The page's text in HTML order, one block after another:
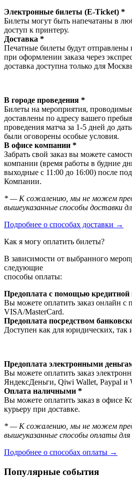
Электронные билеты (E-Ticket) *
Билеты могут быть напечатаны в
доступ к принтеру.
Доставка *
Печатные билеты будут отправлены
при оформлении заказа через
доставка доступна только для
В городе проведения *
Билеты на мероприятия,
доставлены по адресу вашего
проведения матча за 1-5 дней до
были оговорены особые условия.
В офисе компании *
Забрать свой заказ вы можете
компании (время работы в будние
выходные с 11:00 до 16:00) после
Компании.
* — К сожалению, мы не можем
вышеуказанные способы доставки
Подробнее о способах доставки →
Как я могу оплатить билеты?
В зависимости от выбранного
следующие
способы оплаты:
Предоплата с помощью
Вы можете оплатить заказ онлайн
VISA/MasterСard.
Предоплата посредством
Доступен как для юридических, так
Предоплата электронными
Вы можете оплатить заказ
ЯндексДеньги, Qiwi Wallet, Paypal и
Оплата наличными *
Вы можете оплатить заказ в офисе
курьеру при доставке.
* — К сожалению, мы не можем
вышеуказанные способы оплаты для
Подробнее о способах оплаты →
Популярные события